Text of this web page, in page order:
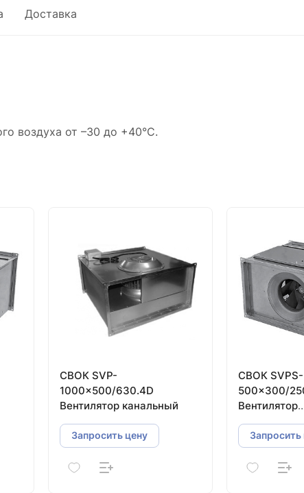
Доставка
воздуха от –30 до +40°С.
СВОК SVP-
1000×500/630.4D
Вентилятор канальный
Запросить цену
СВОК SVРS-
500×300/
Вентилятор
Запросить